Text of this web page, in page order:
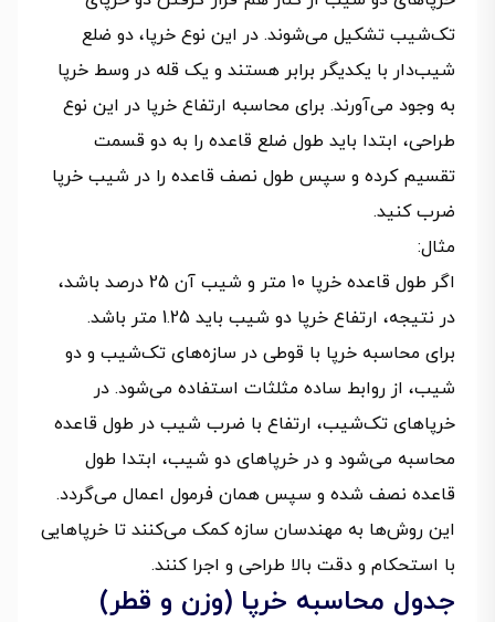
تک‌شیب تشکیل می‌شوند. در این نوع خرپا، دو ضلع
شیب‌دار با یکدیگر برابر هستند و یک قله در وسط خرپا
به وجود می‌آورند. برای محاسبه ارتفاع خرپا در این نوع
طراحی، ابتدا باید طول ضلع قاعده را به دو قسمت
تقسیم کرده و سپس طول نصف قاعده را در شیب خرپا
ضرب کنید.
مثال:
اگر طول قاعده خرپا 10 متر و شیب آن 25 درصد باشد،
در نتیجه، ارتفاع خرپا دو شیب باید 1.25 متر باشد.
برای محاسبه خرپا با قوطی در سازه‌های تک‌شیب و دو
شیب، از روابط ساده مثلثات استفاده می‌شود. در
خرپاهای تک‌شیب، ارتفاع با ضرب شیب در طول قاعده
محاسبه می‌شود و در خرپاهای دو شیب، ابتدا طول
قاعده نصف شده و سپس همان فرمول اعمال می‌گردد.
این روش‌ها به مهندسان سازه کمک می‌کنند تا خرپاهایی
با استحکام و دقت بالا طراحی و اجرا کنند.
جدول محاسبه خرپا (وزن و قطر)